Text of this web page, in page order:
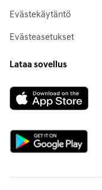
Evästekäytäntö
Evästeasetukset
Lataa sovellus